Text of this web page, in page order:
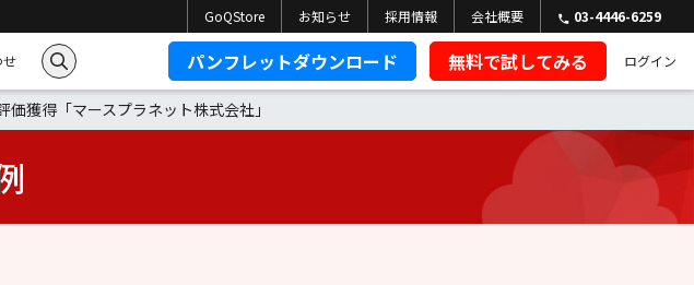
GoQStore お知らせ 採用情報 会社概要 03-4446-6259
せ パンフレットダウンロード 無料で試してみる ログイン
獲得「マースプラネット株式会社」